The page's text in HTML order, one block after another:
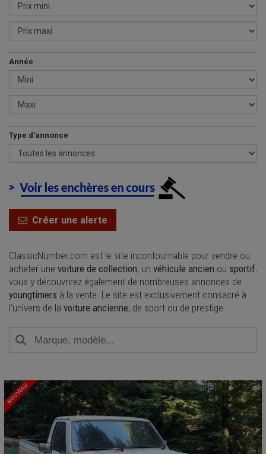
Année
Type d'annonce
Créer une alerte
ClassicNumber.com est le site incontournable pour vendre ou
acheter une voiture de collection, un véhicule ancien ou sportif,
vous y découvrirez également de nombreuses annonces de
youngtimers à la vente. Le site est exclusivement consacré à
l’univers de la voiture ancienne, de sport ou de prestige.
NOUVEAU